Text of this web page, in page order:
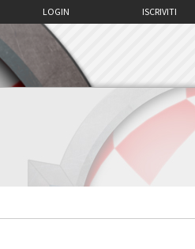
ISCRIVITI
LOGIN